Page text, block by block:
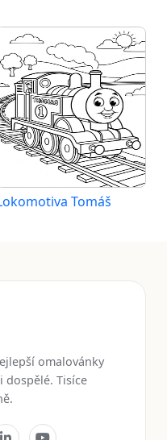
Tomáš
omalovánky
Tisíce